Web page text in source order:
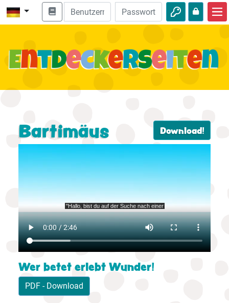
Bibel entdecken
Abenteuer
Freizeit
Bartimäus Download!
Wer betet erlebt Wunder!
PDF - Download